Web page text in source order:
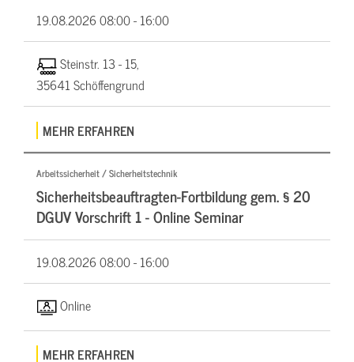
19.08.202608:00 - 16:00
Steinstr. 13 - 15,
35641 Schöffengrund
MEHR ERFAHREN
Arbeitssicherheit / Sicherheitstechnik
Sicherheitsbeauftragten-Fortbildung gem. § 20
DGUV Vorschrift 1 - Online Seminar
19.08.202608:00 - 16:00
Online
MEHR ERFAHREN